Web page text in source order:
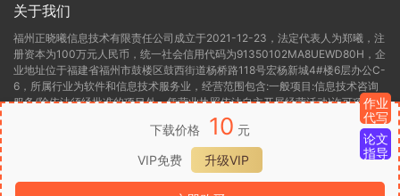
下载价格 10 元
VIP免费
升级VIP
关于我们
福州正晓曦信息技术有限责任公司成立于2021-12-23，法定代表人为郑曦，注
册资本为100万元人民币，统一社会信用代码为91350102MA8UEWD80H，企
业地址位于福建省福州市鼓楼区鼓西街道杨桥路118号宏杨新城4#楼6层办公C-
6，所属行业为软件和信息技术服务业，经营范围包含:一般项目:信息技术咨询
服务(除依法须经批准的项目外，凭营业执照依法自主开展经营活动)许可项目:
第二类增值电信业务(依法须经批准的项目，经相关部门批准后方可开展经营活
动，具体经营项目以相关部门批准文件或许可证件为准)。福州正晓曦信息技术
有限责任公司目前的经营状态为存续(在营，开业、在册)。
闽ICP备2022000306号-1闽B2-20220416闽公网安备 35012302000136
作业
代写
论文
指导